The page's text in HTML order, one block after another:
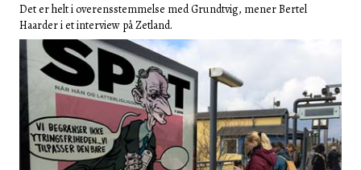
Det er helt i overensstemmelse med Grundtvig, mener Bertel
Haarder i et interview på Zetland.